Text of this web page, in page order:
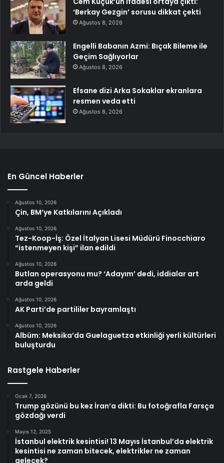
‘Berkay Gezgin’ sorusu dikkat çekti
Ağustos 8, 2026
Engelli Babanın Azmi: Bıçak Bileme ile
Geçim Sağlıyorlar
Ağustos 8, 2026
Efsane dizi Arka Sokaklar ekranlara
resmen veda etti
Ağustos 8, 2026
En Güncel Haberler
Ağustos 10, 2026
Çin, BM’ye Katkılarını Açıkladı
Ağustos 10, 2026
Tez-Koop-İş: Özel İtalyan Lisesi Müdürü Finocchiaro
“istenmeyen kişi” ilan edildi
Ağustos 10, 2026
Butlan operasyonu mu? ‘Adayım’ dedi, iddialar art
arda geldi
Ağustos 10, 2026
AK Parti’de partililer bayramlaştı
Ağustos 10, 2026
Albüm: Meksika’da Guelaguetza etkinliği yerli kültürleri
buluşturdu
Rastgele Haberler
Ocak 7, 2026
Trump gözünü bu kez İran’a dikti: Bu fotoğrafla Farsça
gözdağı verdi
Mayıs 12, 2025
İstanbul elektrik kesintisi! 13 Mayıs İstanbul’da elektrik
kesintisi ne zaman bitecek, elektrikler ne zaman
gelecek?